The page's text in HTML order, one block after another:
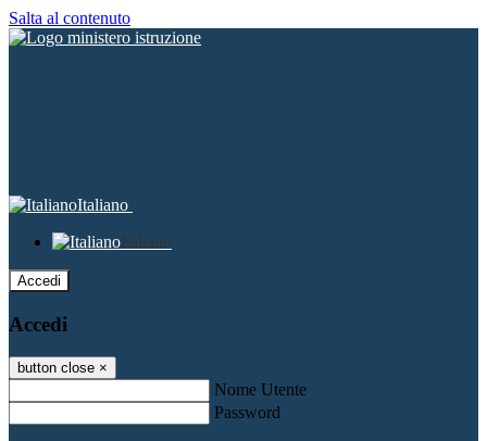
Salta al contenuto
Italiano
Italiano
Accedi
Accedi
button close ×
Nome Utente
Password